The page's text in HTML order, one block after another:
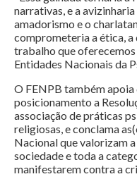
narrativas, e a
amadorismo e o
comprometeria a ética, a
trabalho que oferecemos
Entidades Nacionais da
O FENPB também
posicionamento a
associação de práticas
religiosas, e conclama
Nacional que valorizam
sociedade e toda a
manifestarem contra a